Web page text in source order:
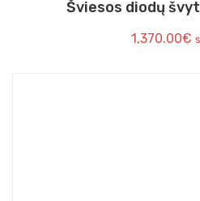
Šviesos diodų
1,370.00€